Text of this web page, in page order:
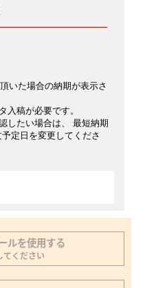
いた場合の納期が表示さ
入稿が必要です。
したい場合は、 最短納期
定日を変更してくださ
ルを使用する
てください